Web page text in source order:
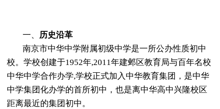
一、 历史沿革
南京市中华中学附属初级中学是一所公办性质初中
校。学校创建于1952年,2011年建邺区教育局与百年名校
中华中学合作办学,学校正式加入中华教育集团，是中华
中学集团化办学的首所初中，也是离中华高中兴隆校区
距离最近的集团初中。